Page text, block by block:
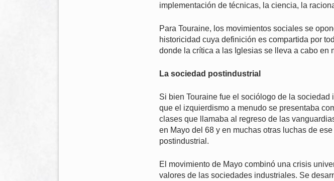
implementación de técnicas, la ciencia, la
Para Touraine, los movimientos sociales se
historicidad cuya definición es compartida por
donde la crítica a las Iglesias se lleva a cabo en
La sociedad postindustrial
Si bien Touraine fue el sociólogo de la
que el izquierdismo a menudo se presentaba
clases que llamaba al regreso de las
en Mayo del 68 y en muchas otras luchas de
postindustrial.
El movimiento de Mayo combinó una crisis
valores de las sociedades industriales. Se